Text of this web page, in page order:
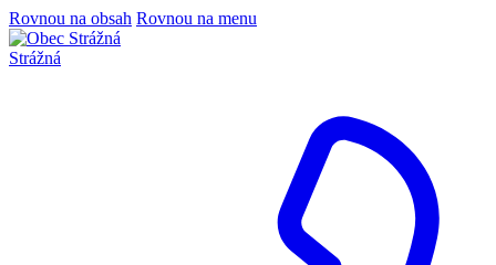
Rovnou na obsah Rovnou na menu
Strážná